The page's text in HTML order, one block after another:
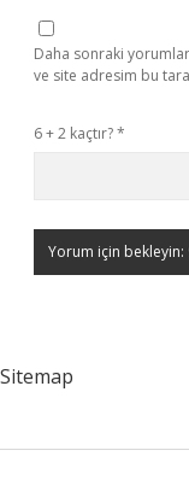
Daha sonraki
ve site adresim bu
6 + 2 kaçtır?*
Sitemap